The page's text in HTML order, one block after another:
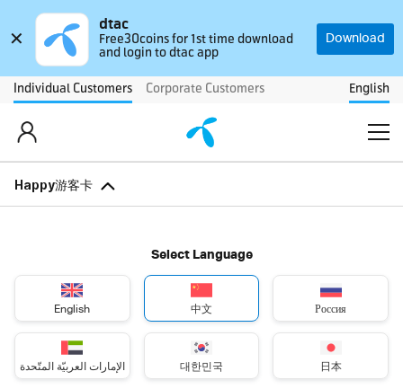
✕
dtac
Free30coins for 1st time download
and login to dtac app
Download
Individual Customers Corporate Customers English
Happy游客卡
Select Language
English 中文 Россия
الإمارات العربيّة المتّحدة 대한민국 日本